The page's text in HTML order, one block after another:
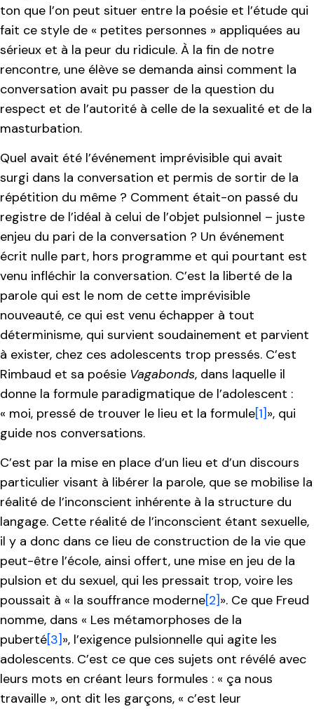
ton que l’on peut situer entre la poésie et l’étude qui
fait ce style de « petites personnes » appliquées au
sérieux et à la peur du ridicule. À la fin de notre
rencontre, une élève se demanda ainsi comment la
conversation avait pu passer de la question du
respect et de l’autorité à celle de la sexualité et de la
masturbation.
Quel avait été l’événement imprévisible qui avait
surgi dans la conversation et permis de sortir de la
répétition du même ? Comment était-on passé du
registre de l’idéal à celui de l’objet pulsionnel – juste
enjeu du pari de la conversation ? Un événement
écrit nulle part, hors programme et qui pourtant est
venu infléchir la conversation. C’est la liberté de la
parole qui est le nom de cette imprévisible
nouveauté, ce qui est venu échapper à tout
déterminisme, qui survient soudainement et parvient
à exister, chez ces adolescents trop pressés. C’est
Rimbaud et sa poésie Vagabonds, dans laquelle il
donne la formule paradigmatique de l’adolescent :
« moi, pressé de trouver le lieu et la formule[1]», qui
guide nos conversations.
C’est par la mise en place d’un lieu et d’un discours
particulier visant à libérer la parole, que se mobilise la
réalité de l’inconscient inhérente à la structure du
langage. Cette réalité de l’inconscient étant sexuelle,
il y a donc dans ce lieu de construction de la vie que
peut-être l’école, ainsi offert, une mise en jeu de la
pulsion et du sexuel, qui les pressait trop, voire les
poussait à « la souffrance moderne[2]». Ce que Freud
nomme, dans « Les métamorphoses de la
puberté[3]», l’exigence pulsionnelle qui agite les
adolescents. C’est ce que ces sujets ont révélé avec
leurs mots en créant leurs formules : « ça nous
travaille », ont dit les garçons, « c’est leur